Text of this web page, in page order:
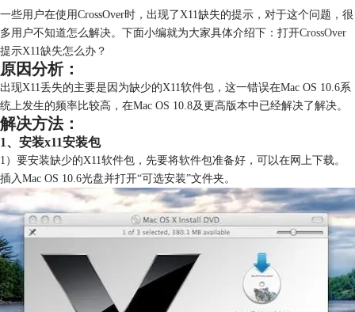
一些用户在使用CrossOver时，出现了X11缺失的提示，对于这个问题，很
多用户不知道怎么解决。下面小编就为大家具体介绍下：打开CrossOver
提示X11缺失怎么办？
原因分析：
出现X11丢失的主要是因为缺少的X11软件包，这一错误在Mac OS 10.6系
统上发生的频率比较高，在Mac OS 10.8及更高版本中已经解决了解决。
解决方法：
1、安装x11安装包
1）要安装缺少的X11软件包，先要将软件包准备好，可以在网上下载。
插入Mac OS 10.6光盘并打开“可选安装”文件夹。